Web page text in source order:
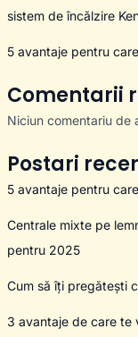
sistem de încălzire
5 avantaje pentru
Comentarii
Niciun comentariu de
Postari
5 avantaje pentru
Centrale mixte pe
pentru 2025
Cum să îți pregătești
3 avantaje de care te